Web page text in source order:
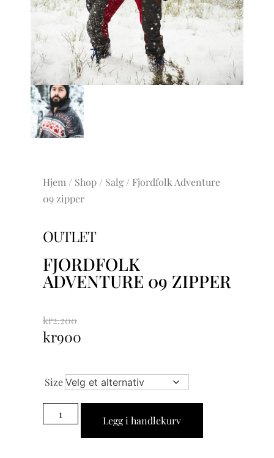
Hjem / Shop / Salg/ Fjordfolk Adventure
09 zipper
OUTLET
FJORDFOLK
ADVENTURE 09 ZIPPER
kr2.200
kr900
Size
Legg i handlekurv